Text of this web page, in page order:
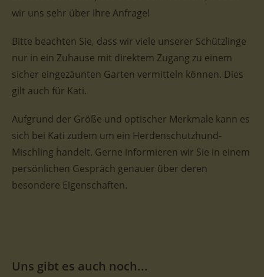
wir uns sehr über Ihre Anfrage!
Bitte beachten Sie, dass wir viele unserer Schützlinge
nur in ein Zuhause mit direktem Zugang zu einem
sicher eingezäunten Garten vermitteln können. Dies
gilt auch für Kati.
Aufgrund der Größe und optischer Merkmale kann es
sich bei Kati zudem um ein Herdenschutzhund-
Mischling handelt. Gerne informieren wir Sie in einem
persönlichen Gespräch genauer über deren
besondere Eigenschaften.
Uns gibt es auch noch...